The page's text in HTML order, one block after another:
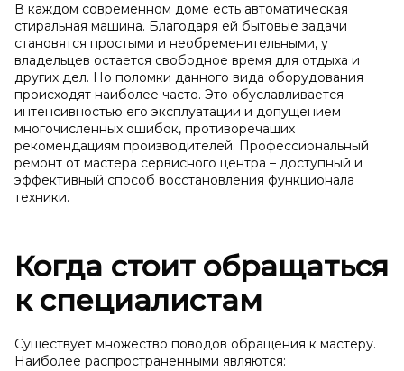
В каждом современном доме есть автоматическая
стиральная машина. Благодаря ей бытовые задачи
становятся простыми и необременительными, у
владельцев остается свободное время для отдыха и
других дел. Но поломки данного вида оборудования
происходят наиболее часто. Это обуславливается
интенсивностью его эксплуатации и допущением
многочисленных ошибок, противоречащих
рекомендациям производителей. Профессиональный
ремонт от мастера сервисного центра – доступный и
эффективный способ восстановления функционала
техники.
Когда стоит обращаться
к специалистам
Существует множество поводов обращения к мастеру.
Наиболее распространенными являются: